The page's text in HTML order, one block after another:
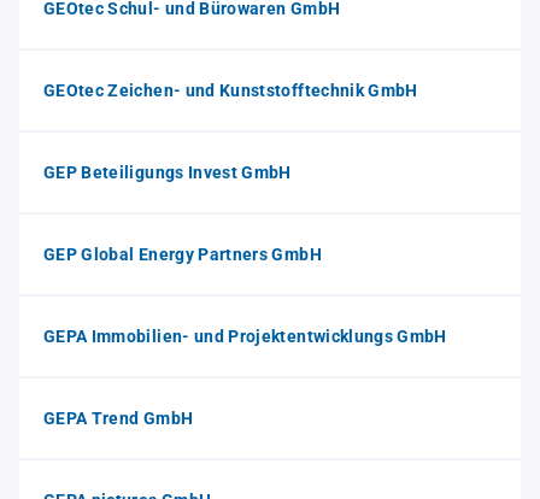
GEOtec Schul- und Bürowaren GmbH
GEOtec Zeichen- und Kunststofftechnik GmbH
GEP Beteiligungs Invest GmbH
GEP Global Energy Partners GmbH
GEPA Immobilien- und Projektentwicklungs GmbH
GEPA Trend GmbH